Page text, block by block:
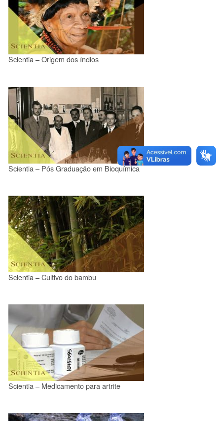
Scientia – Origem dos índios
Scientia – Pós Graduação em Bioquímica
Scientia – Cultivo do bambu
Scientia – Medicamento para artrite